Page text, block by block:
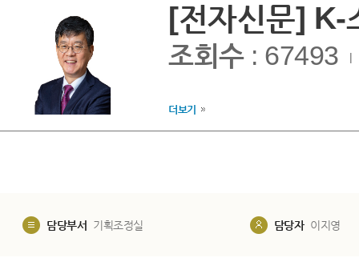
[전자신문] K-
조회수: 67493 |
더보기
담당부서 기획조정실 담당자 이지영